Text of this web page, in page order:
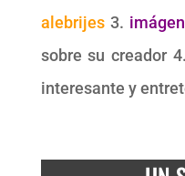
alebrijes3.
sobre su creador 4.
interesante y